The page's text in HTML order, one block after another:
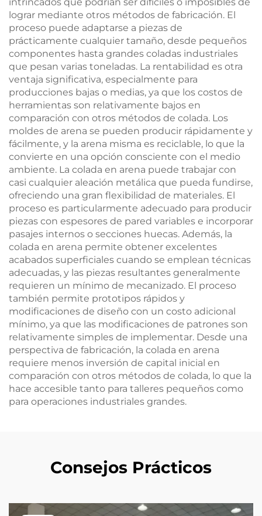
lograr mediante otros métodos de fabricación. El
proceso puede adaptarse a piezas de
prácticamente cualquier tamaño, desde pequeños
componentes hasta grandes coladas industriales
que pesan varias toneladas. La rentabilidad es otra
ventaja significativa, especialmente para
producciones bajas o medias, ya que los costos de
herramientas son relativamente bajos en
comparación con otros métodos de colada. Los
moldes de arena se pueden producir rápidamente y
fácilmente, y la arena misma es reciclable, lo que la
convierte en una opción consciente con el medio
ambiente. La colada en arena puede trabajar con
casi cualquier aleación metálica que pueda fundirse,
ofreciendo una gran flexibilidad de materiales. El
proceso es particularmente adecuado para producir
piezas con espesores de pared variables e incorporar
pasajes internos o secciones huecas. Además, la
colada en arena permite obtener excelentes
acabados superficiales cuando se emplean técnicas
adecuadas, y las piezas resultantes generalmente
requieren un mínimo de mecanizado. El proceso
también permite prototipos rápidos y
modificaciones de diseño con un costo adicional
mínimo, ya que las modificaciones de patrones son
relativamente simples de implementar. Desde una
perspectiva de fabricación, la colada en arena
requiere menos inversión de capital inicial en
comparación con otros métodos de colada, lo que la
hace accesible tanto para talleres pequeños como
para operaciones industriales grandes.
Consejos Prácticos